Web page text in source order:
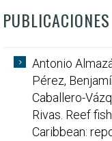
Antonio
Pérez,
Caballero-
Rivas. Reef
Caribbean: